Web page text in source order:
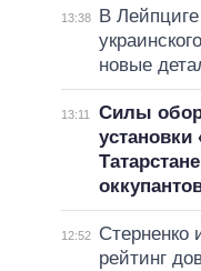
13:38
В
новые
13:11
Силы
12:52
Стерненко
рейтинг